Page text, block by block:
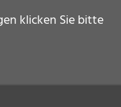
klicken Sie bitte